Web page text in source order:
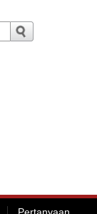
Pertanyaan